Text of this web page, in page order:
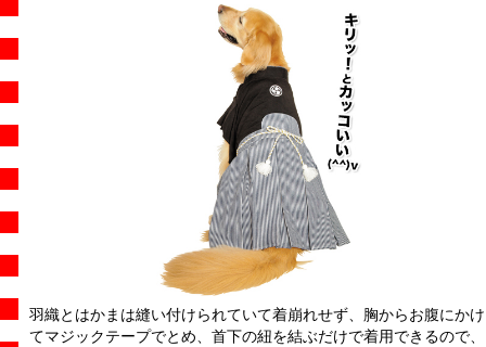
羽織とはかまは縫い付けられていて着崩れせず、胸からお腹にかけ
てマジックテープでとめ、首下の紐を結ぶだけで着用できるので、